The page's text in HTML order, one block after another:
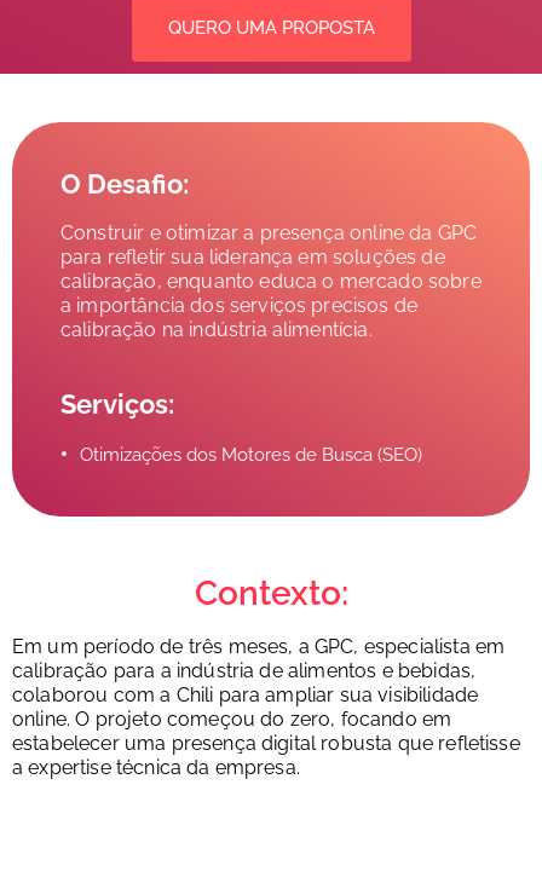
QUERO UMA PROPOSTA
O Desafio:
Construir e otimizar a presença online da GPC
para refletir sua liderança em soluções de
calibração, enquanto educa o mercado sobre
a importância dos serviços precisos de
calibração na indústria alimentícia.
Serviços:
Otimizações dos Motores de Busca (SEO)
Contexto:
Em um período de três meses, a GPC, especialista em
calibração para a indústria de alimentos e bebidas,
colaborou com a Chili para ampliar sua visibilidade
online. O projeto começou do zero, focando em
estabelecer uma presença digital robusta que refletisse
a expertise técnica da empresa.